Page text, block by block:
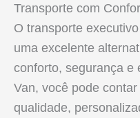
Transporte com
O transporte
uma excelente
conforto, segurança e
Van, você pode
qualidade,